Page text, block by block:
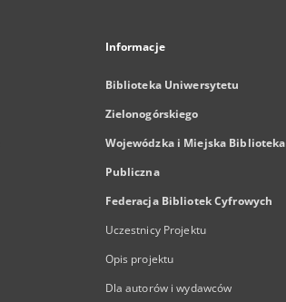
Informacje
Biblioteka Uniwersytetu
Zielonogórskiego
Wojewódzka i Miejska Biblioteka
Publiczna
Federacja Bibliotek Cyfrowych
Uczestnicy Projektu
Opis projektu
Dla autorów i wydawców